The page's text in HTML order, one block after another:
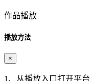
作品播放
播放方法
×
1、从播放入口打开平台